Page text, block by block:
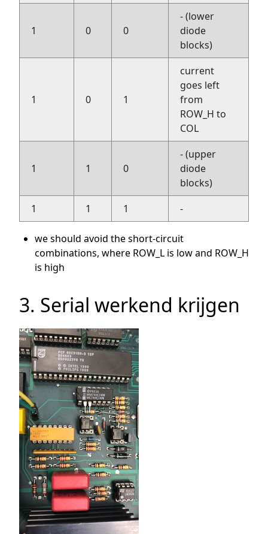
1 0 0
- (lower
diode
blocks)
1 0 1
current
goes left
from
ROW_H to
COL
1 1 0
- (upper
diode
blocks)
1
1 1 -
we should avoid the short-circuit
combinations, where ROW_L is low and ROW_H
is high
3. Serial werkend krijgen